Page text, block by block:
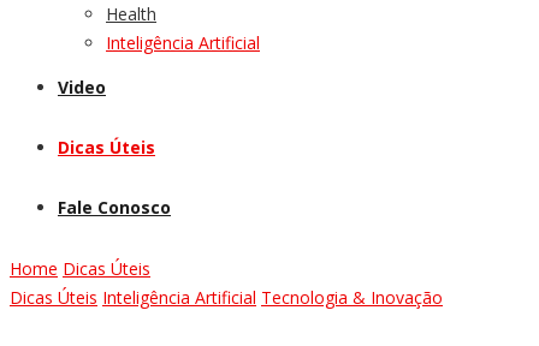
Health
Inteligência Artificial
Video
Dicas Úteis
Fale Conosco
Home Dicas Úteis
Dicas Úteis Inteligência Artificial Tecnologia & Inovação